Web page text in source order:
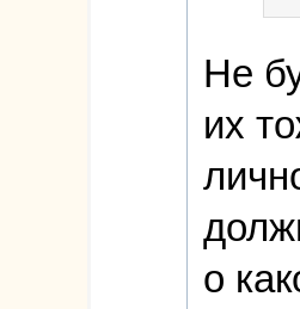
Не
их
о